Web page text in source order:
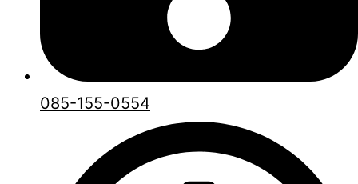
085-155-0554